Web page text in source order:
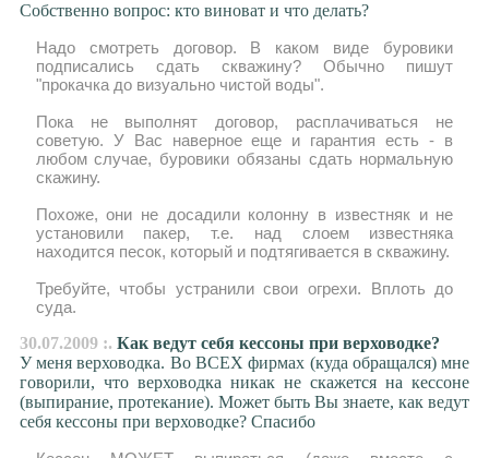
Собственно вопрос: кто виноват и что делать?
Надо смотреть договор. В каком виде буровики
подписались сдать скважину? Обычно пишут
"прокачка до визуально чистой воды".
Пока не выполнят договор, расплачиваться не
советую. У Вас наверное еще и гарантия есть - в
любом случае, буровики обязаны сдать нормальную
скажину.
Похоже, они не досадили колонну в известняк и не
установили пакер, т.е. над слоем известняка
находится песок, который и подтягивается в скважину.
Требуйте, чтобы устранили свои огрехи. Вплоть до
суда.
30.07.2009 :. Как ведут себя кессоны при верховодке?
У меня верховодка. Во ВСЕХ фирмах (куда обращался) мне
говорили, что верховодка никак не скажется на кессоне
(выпирание, протекание). Может быть Вы знаете, как ведут
себя кессоны при верховодке? Спасибо